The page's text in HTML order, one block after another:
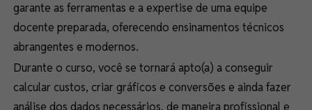
garante as ferramentas e a expertise de uma equipe
docente preparada, oferecendo ensinamentos técnicos
abrangentes e modernos.
Durante o curso, você se tornará apto(a) a conseguir
calcular custos, criar gráficos e conversões e ainda fazer
análise dos dados necessários, de maneira profissional e